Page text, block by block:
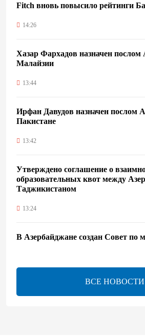
Fitch вновь повысило рейтинги
14:26
Хазар Фархадов назначен послом
Малайзии
13:44
Ирфан Давудов назначен послом
Пакистане
13:42
Утверждено соглашение о
образовательных квот между
Таджикистаном
13:24
В Азербайджане создан Совет по
13:16
ЕАЭС расширяет финансовый
ВСЕ НОВОСТИ